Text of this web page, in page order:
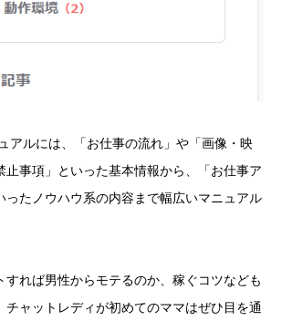
アルには、「お仕事の流れ」や「画像・映
止事項」といった基本情報から、「お仕事ア
ったノウハウ系の内容まで幅広いマニュアル
すれば男性からモテるのか、稼ぐコツなども
チャットレディが初めてのママはぜひ目を通